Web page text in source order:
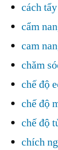
cách
cẩm
cam
chăm
chế độ
chế độ
chế độ
chích